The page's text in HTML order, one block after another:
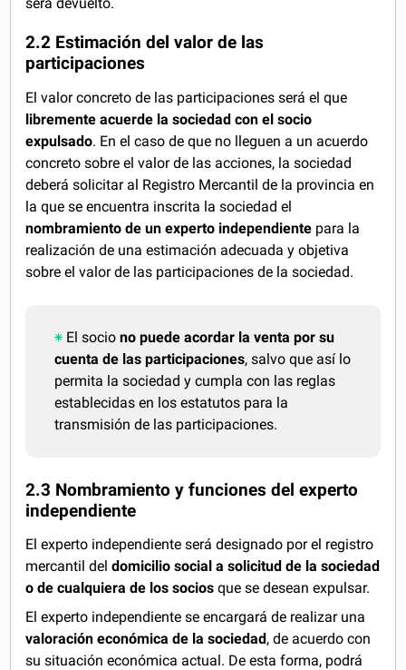
2.2 Estimación del valor de las
participaciones
El valor concreto de las participaciones será el que
libremente acuerde la sociedad con el socio
expulsado. En el caso de que no lleguen a un acuerdo
concreto sobre el valor de las acciones, la sociedad
deberá solicitar al Registro Mercantil de la provincia en
la que se encuentra inscrita la sociedad el
nombramiento de un experto independiente para la
realización de una estimación adecuada y objetiva
sobre el valor de las participaciones de la sociedad.
El sociono puede acordar la venta por su
cuenta de las participaciones, salvo que así lo
permita la sociedad y cumpla con las reglas
establecidas en los estatutos para la
transmisión de las participaciones.
2.3 Nombramiento y funciones del experto
independiente
El experto independiente será designado por el registro
mercantil del domicilio social a solicitud de la sociedad
o de cualquiera de los socios que se desean expulsar.
El experto independiente se encargará de realizar una
valoración económica de la sociedad, de acuerdo con
su situación económica actual. De esta forma, podrá